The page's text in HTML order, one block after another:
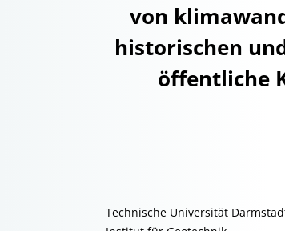
von
historischen
öffentliche
Technische Universität